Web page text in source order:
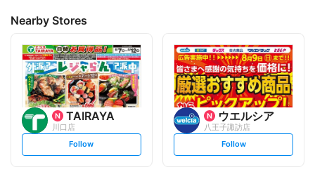
Nearby Stores
TAIRAYA
川口店
s
t
Follow
ウエルシア
八王子諏訪店
s
t
Follow